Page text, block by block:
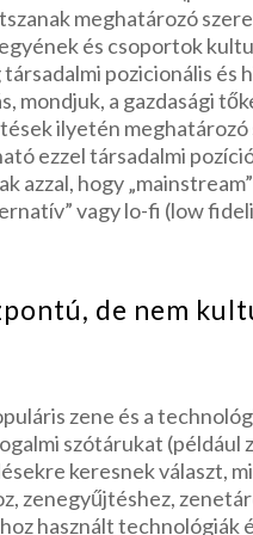
meghatározó
és csoportok
pozicionális
mondjuk, a gazdasági
ilyetén meghatározó
ezzel társadalmi
azzal, hogy
vagy lo-fi (low
de nem
zene és a
szótárukat (például
keresnek választ,
zenegyűjtéshez,
használt technológiák